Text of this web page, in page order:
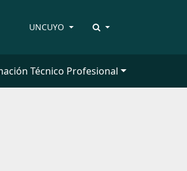
UNCUYO
Técnico Profesional